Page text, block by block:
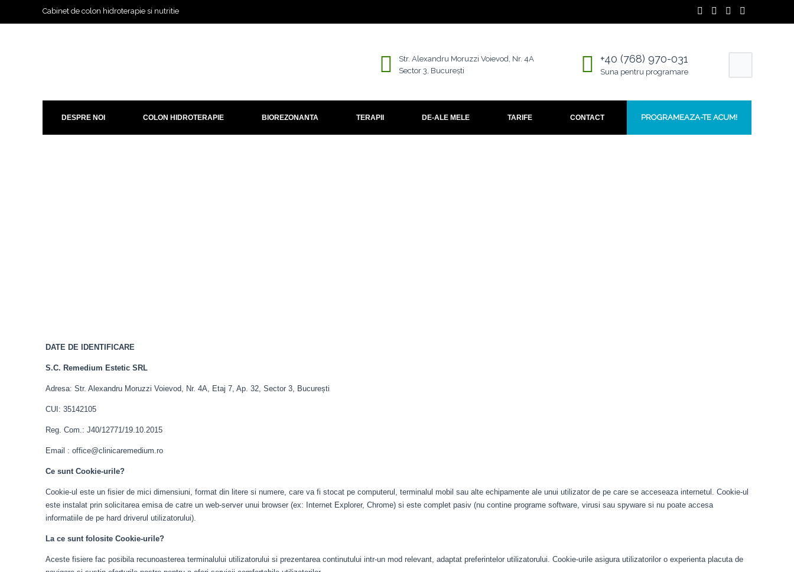
Cabinet de colon hidroterapie si nutritie
+40 (768) 970-031
Suna pentru programare
Str. Alexandru Moruzzi Voievod, Nr. 4A
Sector 3, București
PROGRAMEAZA-TE ACUM!
DESPRE NOI COLON HIDROTERAPIE BIOREZONANTA TERAPII DE-ALE MELE TARIFE CONTACT
DATE DE IDENTIFICARE
S.C. Remedium Estetic SRL
Adresa: Str. Alexandru Moruzzi Voievod, Nr. 4A, Etaj 7, Ap. 32, Sector 3, București
CUI: 35142105
Reg. Com.: J40/12771/19.10.2015
Email : office@clinicaremedium.ro
Ce sunt Cookie-urile?
Cookie-ul este un fisier de mici dimensiuni, format din litere si numere, care va fi stocat pe computerul, terminalul mobil sau alte echipamente ale unui utilizator de pe care se acceseaza internetul. Cookie-ul
este instalat prin solicitarea emisa de catre un web-server unui browser (ex: Internet Explorer, Chrome) si este complet pasiv (nu contine programe software, virusi sau spyware si nu poate accesa
informatiile de pe hard driverul utilizatorului).
La ce sunt folosite Cookie-urile?
Aceste fisiere fac posibila recunoasterea terminalului utilizatorului si prezentarea continutului intr-un mod relevant, adaptat preferintelor utilizatorului. Cookie-urile asigura utilizatorilor o experienta placuta de